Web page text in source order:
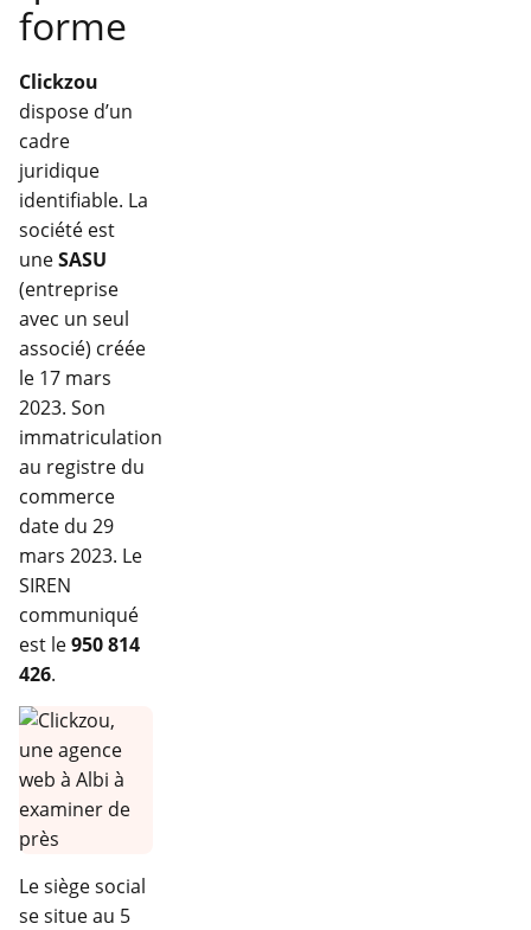
forme
Clickzou
dispose d’un
cadre
juridique
identifiable. La
société est
uneSASU
(entreprise
avec un seul
associé) créée
le 17 mars
2023. Son
immatriculation
au registre du
commerce
date du 29
mars 2023. Le
SIREN
communiqué
est le950 814
426.
Le siège social
se situe au 5